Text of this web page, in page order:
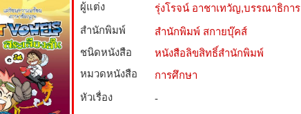
ผู้แต่ง
รุ่งโรจน์ อาชาเทวัญ,บรรณาธิการ
สำนักพิมพ์
สำนักพิมพ์ สกายบุ๊คส์
ชนิดหนังสือ­
หนังสือลิขสิทธิ์สำนักพิมพ์
หมวดหนังสือ­
การศึกษา
หัวเรื่อง
-